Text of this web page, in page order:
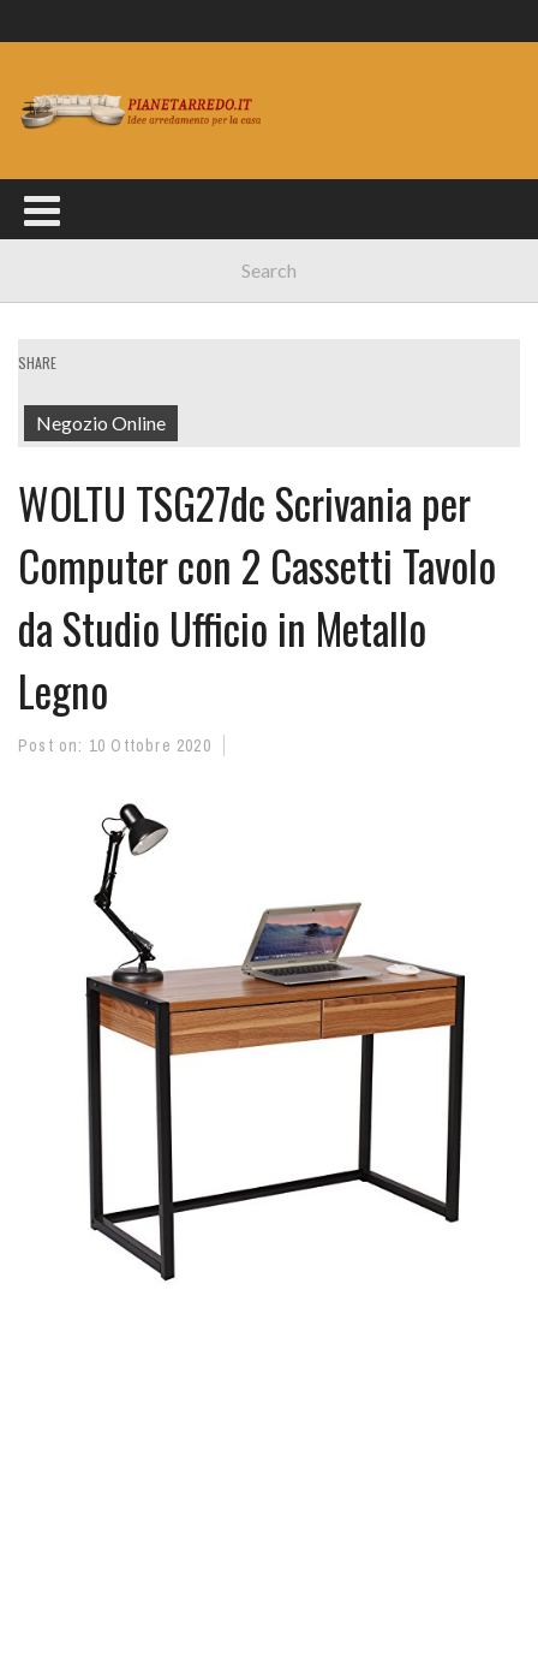
SHARE
Negozio Online
WOLTU TSG27dc Scrivania per
Computer con 2 Cassetti Tavolo
da Studio Ufficio in Metallo
Legno
Post on: 10 Ottobre 2020